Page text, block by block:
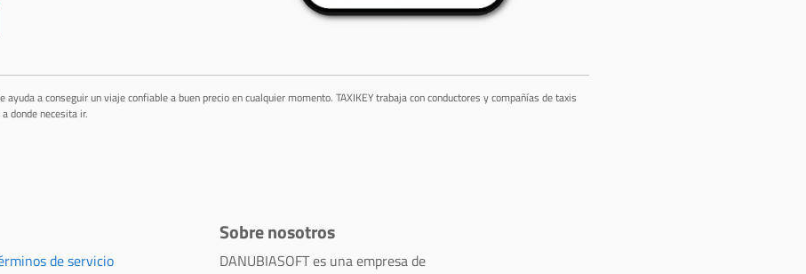
ayuda a conseguir un viaje confiable a buen precio en cualquier momento. TAXIKEY trabaja con conductores y compañías de taxis
donde necesita ir.
de servicio
Sobre nosotros
DANUBIASOFT es una empresa de